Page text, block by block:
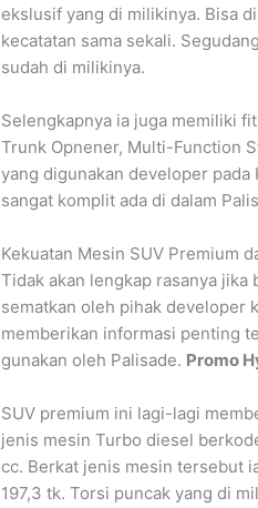
ekslusif yang di milikinya. Bisa
kecatatan sama sekali.
sudah di milikinya.
Selengkapnya ia juga memiliki
Trunk Opnener, Multi-Function
yang digunakan developer
sangat komplit ada di dalam
Kekuatan Mesin SUV Premium
Tidak akan lengkap rasanya
sematkan oleh pihak developer
memberikan informasi penting
gunakan oleh Palisade. Promo
SUV premium ini lagi-lagi
jenis mesin Turbo diesel
cc. Berkat jenis mesin tersebut
197,3 tk. Torsi puncak yang di